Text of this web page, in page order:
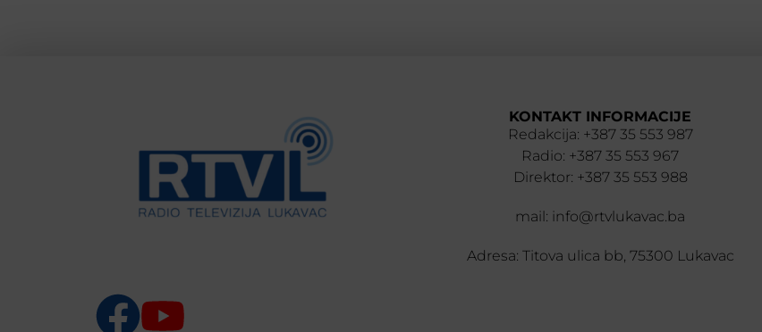
KONTAKT INFORMACIJE
Redakcija: +387 35 553 987
Radio: +387 35 553 967
Direktor: +387 35 553 988
mail: info@rtvlukavac.ba
Adresa: Titova ulica bb, 75300 Lukavac